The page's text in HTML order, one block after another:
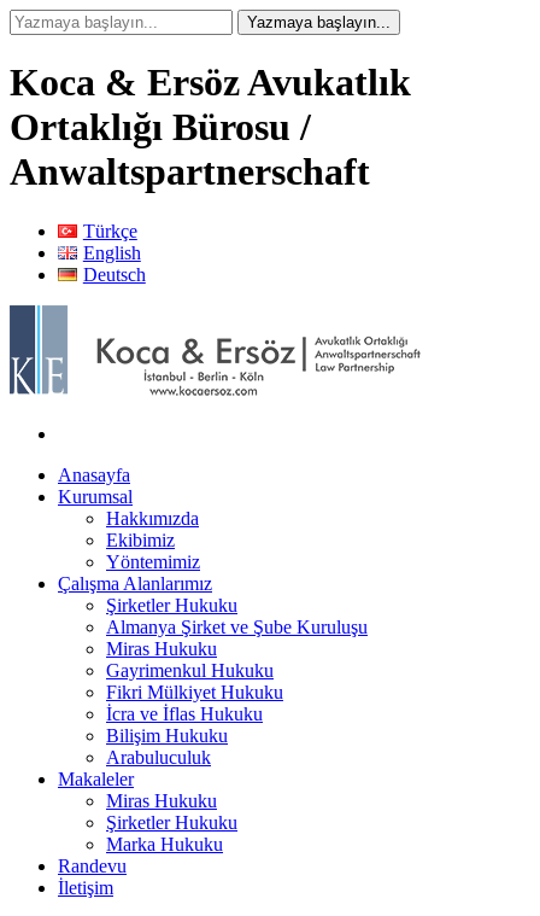
Koca & Ersöz Avukatlık
Ortaklığı Bürosu /
Anwaltspartnerschaft
Türkçe
English
Deutsch
Anasayfa
Kurumsal
Hakkımızda
Ekibimiz
Yöntemimiz
Çalışma Alanlarımız
Şirketler Hukuku
Almanya Şirket ve Şube Kuruluşu
Miras Hukuku
Gayrimenkul Hukuku
Fikri Mülkiyet Hukuku
İcra ve İflas Hukuku
Bilişim Hukuku
Arabuluculuk
Makaleler
Miras Hukuku
Şirketler Hukuku
Marka Hukuku
Randevu
İletişim